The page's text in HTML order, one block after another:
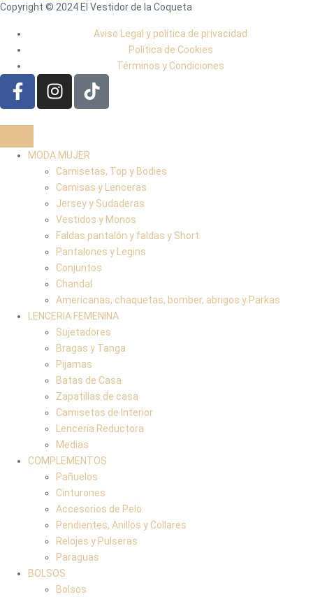
Copyright © 2024 El Vestidor de la Coqueta
Aviso Legal y política de privacidad
Política de Cookies
Términos y Condiciones
MODA MUJER
Camisetas, Top y Bodies
Camisas y Lenceras
Jersey y Sudaderas
Vestidos y Monos
Faldas pantalón y faldas y Short
Pantalones y Legins
Conjuntos
Chandal
Americanas, chaquetas, bomber, abrigos y Parkas
LENCERIA FEMENINA
Sujetadores
Bragas y Tanga
Pijamas
Batas de Casa
Zapatillas de casa
Camisetas de Interior
Lencería Reductora
Medias
COMPLEMENTOS
Pañuelos
Cinturones
Accesorios de Pelo
Pendientes, Anillos y Collares
Relojes y Pulseras
Paraguas
BOLSOS
Bolsos